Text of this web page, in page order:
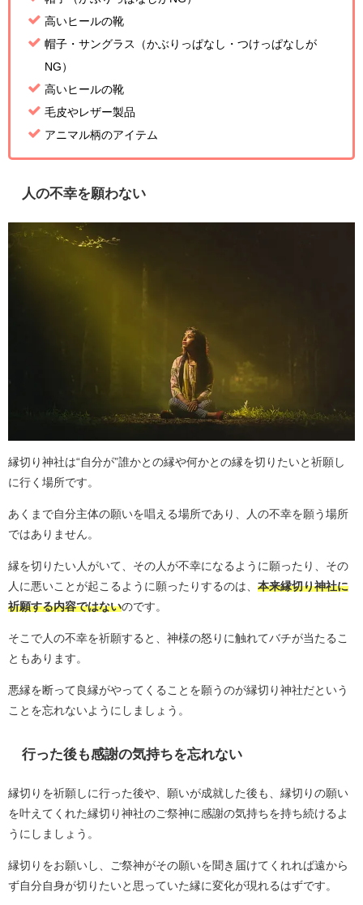
高いヒールの靴
帽子・サングラス（かぶりっぱなし・つけっぱなしが
NG）
高いヒールの靴
毛皮やレザー製品
アニマル柄のアイテム
人の不幸を願わない
縁切り神社は“自分が”誰かとの縁や何かとの縁を切りたいと祈願し
に行く場所です。
あくまで自分主体の願いを唱える場所であり、人の不幸を願う場所
ではありません。
縁を切りたい人がいて、その人が不幸になるように願ったり、その
人に悪いことが起こるように願ったりするのは、 本来縁切り神社に
祈願する内容ではないのです。
そこで人の不幸を祈願すると、神様の怒りに触れてバチが当たるこ
ともあります。
悪縁を断って良縁がやってくることを願うのが縁切り神社だという
ことを忘れないようにしましょう。
行った後も感謝の気持ちを忘れない
縁切りを祈願しに行った後や、願いが成就した後も、縁切りの願い
を叶えてくれた縁切り神社のご祭神に感謝の気持ちを持ち続けるよ
うにしましょう。
縁切りをお願いし、ご祭神がその願いを聞き届けてくれれば遠から
ず自分自身が切りたいと思っていた縁に変化が現れるはずです。